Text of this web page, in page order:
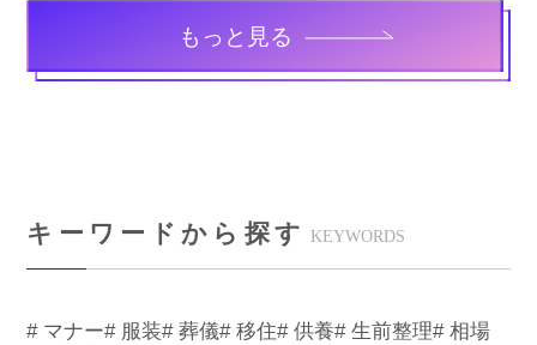
もっと見る
キーワードから探す KEYWORDS
# マナー# 服装# 葬儀# 移住# 供養# 生前整理# 相場